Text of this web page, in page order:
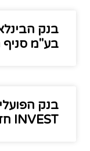
בנק
בע"מ
בנק
INVEST חדרה טלפון, שעות פתיחה